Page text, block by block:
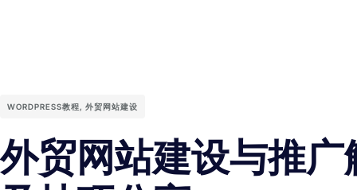
WORDPRESS教程, 外贸网站建设
外贸网站建设与推广